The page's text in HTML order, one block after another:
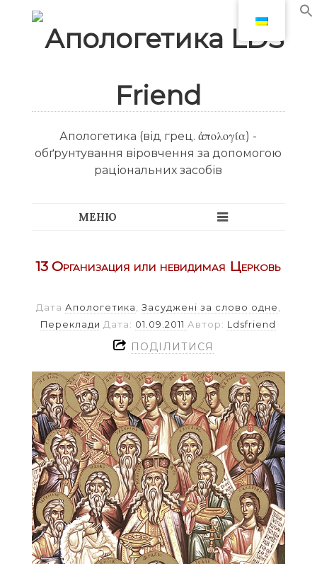
Апологетика (від грец. ἀπολογία) -
обґрунтування віровчення за допомогою
раціональних засобів
13 Организация или невидимая Церковь
Дата Апологетика , Засуджені за слово одне ,
Переклади Дата: 01.09.2011 Автор: Ldsfriend
ПОДІЛИТИСЯ